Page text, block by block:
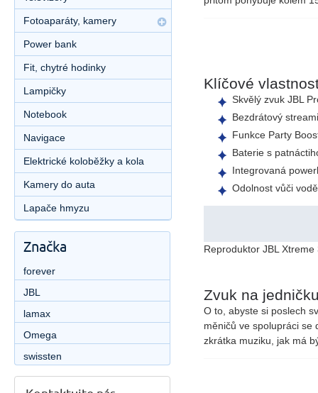
Klíčové
Skvělý zvuk JBL
Bezdrátový
Funkce Party
Baterie s
Integrovaná
Odolnost vůči
Reproduktor JBL
Zvuk na
O to, abyste si poslech
měničů ve spolupráci se
zkrátka muziku, jak má
Fotoaparáty, kamery
Power bank
Fit, chytré hodinky
Lampičky
Notebook
Navigace
Elektrické koloběžky a kola
Kamery do auta
Lapače hmyzu
Značka
forever
JBL
lamax
Omega
swissten